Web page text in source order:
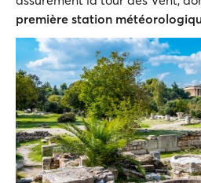
première station